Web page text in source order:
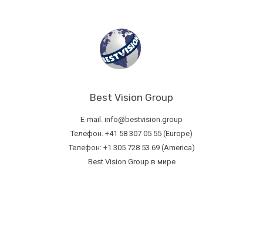
Best Vision Group
E-mail. info@bestvision.group
Телефон. +41 58 307 05 55 (Europe)
Телефон: +1 305 728 53 69 (America)
Best Vision Group в мире